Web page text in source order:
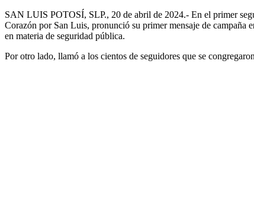
SAN LUIS POTOSÍ, SLP., 20 de abril de 2024.- En el primer
Corazón por San Luis, pronunció su primer mensaje de campaña
en materia de seguridad pública.
Por otro lado, llamó a los cientos de seguidores que se